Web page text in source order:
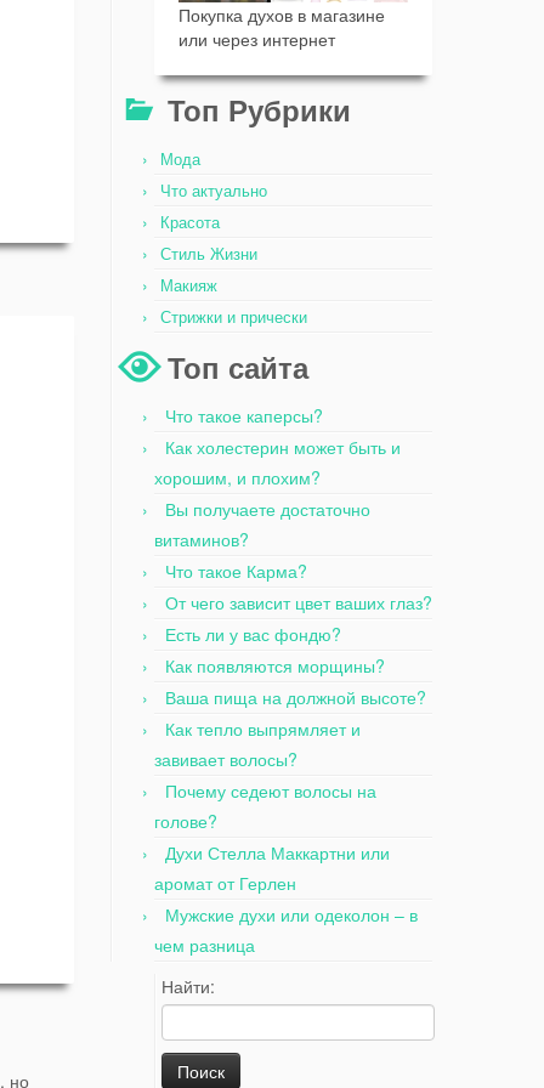
но
Покупка духов в магазине
или через интернет
Топ Рубрики
Мода
Что актуально
Красота
Стиль Жизни
Макияж
Стрижки и прически
Топ сайта
Что такое каперсы?
Как холестерин может быть и
хорошим, и плохим?
Вы получаете достаточно
витаминов?
Что такое Карма?
От чего зависит цвет ваших глаз?
Есть ли у вас фондю?
Как появляются морщины?
Ваша пища на должной высоте?
Как тепло выпрямляет и
завивает волосы?
Почему седеют волосы на
голове?
Духи Стелла Маккартни или
аромат от Герлен
Мужские духи или одеколон – в
чем разница
Найти: